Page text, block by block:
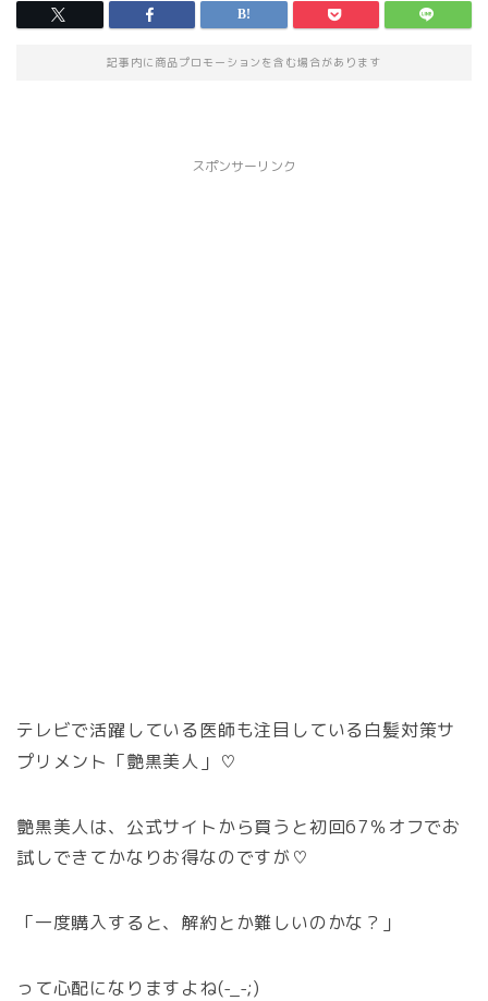
記事内に商品プロモーションを含む場合があります
スポンサーリンク
テレビで活躍している医師も注目している白髪対策サ
プリメント「艶黒美人 」♡
艶黒美人は、公式サイトから買うと初回67％オフでお
試しできてかなりお得なのですが♡
「一度購入すると、解約とか難しいのかな？」
って心配になりますよね(-_-;)